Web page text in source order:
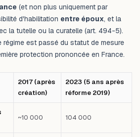
(et non plus uniquement par
d'habilitation entre époux, et la
la tutelle ou la curatelle (art. 494-5).
régime est passé du statut de mesure
protection prononcée en France.
2017 (après
création)
2023 (5 ans après
réforme 2019)
~10 000 104 000